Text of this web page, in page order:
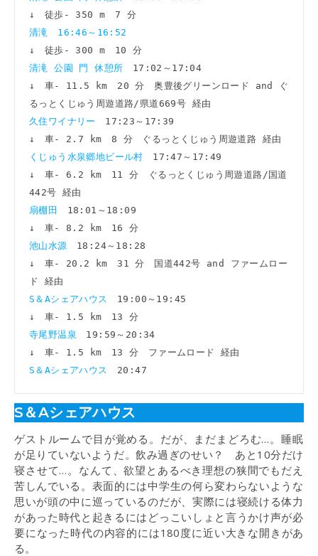
清滝　16:46～16:52
清滝 公園 門 休憩所 17:02～17:04
↓　車- 11.5 km　20 分　奥豊後グリーンロード and ぐ
久住ワイナリー 17:23～17:39
くじゅう水泉郷地ビール村 17:47～17:49
↓　車- 6.2 km　11 分　ぐるっとくじゅう周遊道路/国道
扇棚田 18:01～18:09
池山水源 18:24～18:28
↓　車- 20.2 km　31 分　国道442号 and ファームロー
S＆Aシェアハウス 19:00～19:45
寺尾野温泉 19:59～20:34
S＆Aシェアハウス 20:47
S＆Aシェアハウス
ゲストルームで目が覚める。だが、まだまどろむ…。睡眠
が足りていないようだ。飲み過ぎのせい？ あと10分だけ
寝させて…。なんて、欲望とあるべき理想の狭間でもだえ
苦しんでいる。表面的には中学生の何ら変わらないような
思いが頭の中に巡っているのだが、実際には寝続ける体力
があった時代と起きるにはどっこいしょと言うかけ声が必
要になった時代の内容的には180度に近い大きな開きがあ
る。